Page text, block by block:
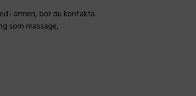
i armen, bör du kontakta
som massage,